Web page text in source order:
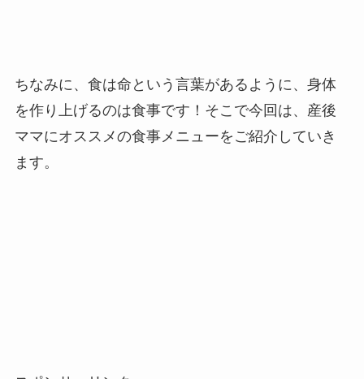
ちなみに、食は命という言葉があるように、身体
を作り上げるのは食事です！そこで今回は、産後
ママにオススメの食事メニューをご紹介していき
ます。